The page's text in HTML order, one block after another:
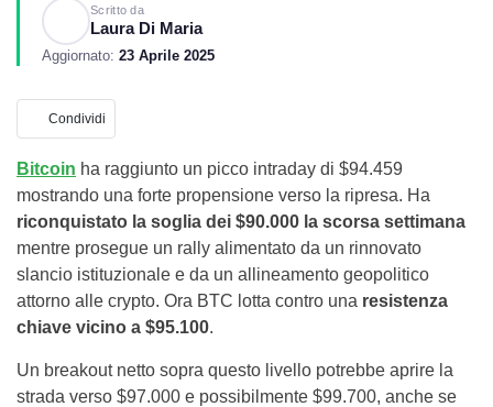
Scritto da
Laura Di Maria
Aggiornato: 23 Aprile 2025
Condividi
Bitcoin ha raggiunto un picco intraday di $94.459
mostrando una forte propensione verso la ripresa. Ha
riconquistato la soglia dei $90.000 la scorsa settimana
mentre prosegue un rally alimentato da un rinnovato
slancio istituzionale e da un allineamento geopolitico
attorno alle crypto. Ora BTC lotta contro una resistenza
chiave vicino a $95.100.
Un breakout netto sopra questo livello potrebbe aprire la
strada verso $97.000 e possibilmente $99.700, anche se